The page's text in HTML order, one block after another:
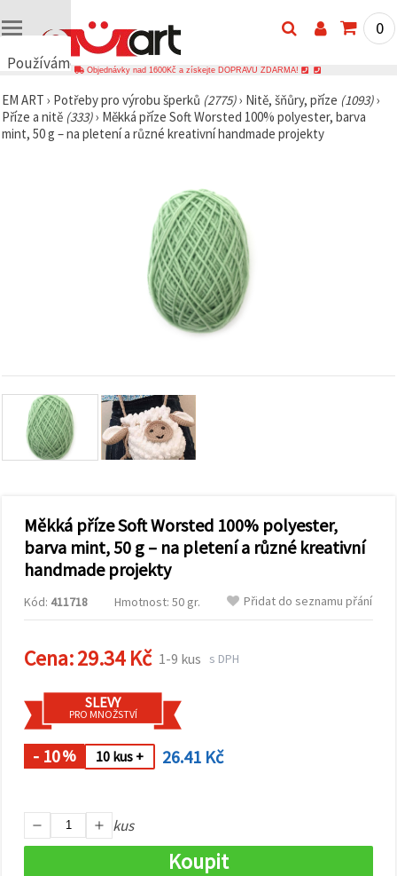
Používáme
🍪
Používáme
cookies a
zobrazovali
obsah a
reklamu, a
to i s
pomocí
našich
marketing.
Můžete
souhlasit s
použitím
cookies
kliknutím
vše!" Nebo
můžete
preference v
Nastavení
výběrem
cookies a
"Uložit"
0
Objednávky nad 1600Kč a získejte DOPRAVU ZDARMA!
EM ART › Potřeby pro výrobu šperků (2775)› Nitě, šňůry, příze (1093)›
Příze a nitě (333)› Měkká příze Soft Worsted 100% polyester, barva
mint, 50 g – na pletení a různé kreativní handmade projekty
Měkká příze Soft Worsted 100% polyester,
barva mint, 50 g – na pletení a různé kreativní
handmade projekty
Kód: 411718 Hmotnost: 50 gr. Přidat do seznamu přání
Cena:29.34 Kč 1-9 kus s DPH
SLEVY
PRO MNOŽSTVÍ
- 10% 10 kus + 26.41 Kč
kus
Koupit